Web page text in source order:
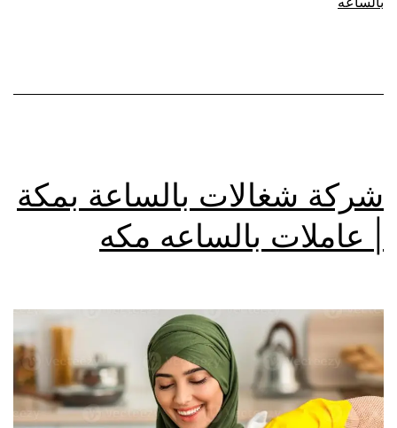
شركة شغالات بالساعة بمكة
| عاملات بالساعه مكه